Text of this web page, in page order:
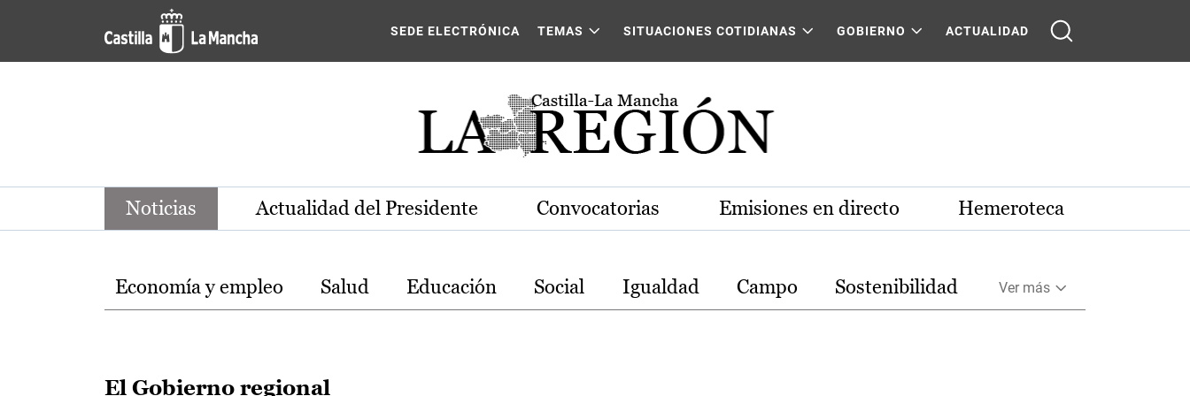
Pasar al contenido principal
Noticias de la región de Castilla-La Mancha
SEDE ELECTRÓNICA TEMAS SITUACIONES COTIDIANAS GOBIERNO ACTUALIDAD
Noticias Actualidad del Presidente Convocatorias Emisiones en directo Hemeroteca
Temas
Economía y empleo Salud Educación Social Igualdad Campo Sostenibilidad Ver más
El Gobierno regional